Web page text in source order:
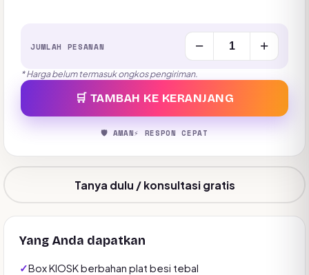
JUMLAH PESANAN − +
* Harga belum termasuk ongkos pengiriman.
🛒 TAMBAH KE KERANJANG
🛡️ AMAN⚡ RESPON CEPAT
Tanya dulu / konsultasi gratis
Yang Anda dapatkan
Box KIOSK berbahan plat besi tebal